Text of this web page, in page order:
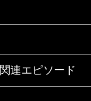
関連エピソード